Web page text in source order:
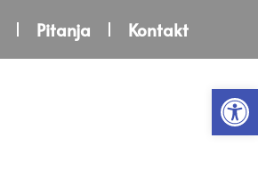
Pitanja Kontakt